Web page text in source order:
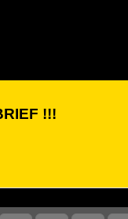
!!!